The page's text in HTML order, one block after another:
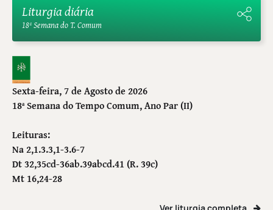
Liturgia diária
18ª Semana do T. Comum
Sexta-feira, 7 de Agosto de 2026
18ª Semana do Tempo Comum, Ano Par (II)
Leituras:
Na 2,1.3.3,1-3.6-7
Dt 32,35cd-36ab.39abcd.41 (R. 39c)
Mt 16,24-28